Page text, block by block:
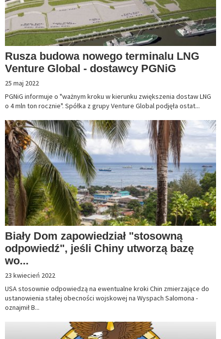
Rusza budowa nowego terminalu LNG
Venture Global - dostawcy PGNiG
25 maj 2022
PGNiG informuje o "ważnym kroku w kierunku zwiększenia dostaw LNG
o 4 mln ton rocznie". Spółka z grupy Venture Global podjęła ostat...
Biały Dom zapowiedział "stosowną
odpowiedź", jeśli Chiny utworzą bazę
wo...
23 kwiecień 2022
USA stosownie odpowiedzą na ewentualne kroki Chin zmierzające do
ustanowienia stałej obecności wojskowej na Wyspach Salomona -
oznajmił B...